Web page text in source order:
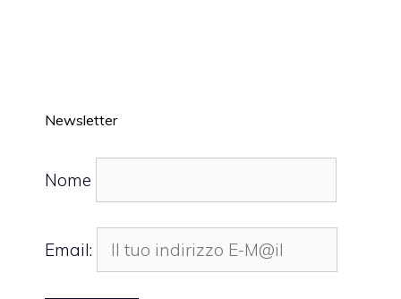
Newsletter
Nome
Email: